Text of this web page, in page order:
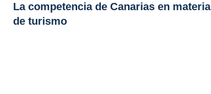
La competencia de Canarias en materia
de turismo